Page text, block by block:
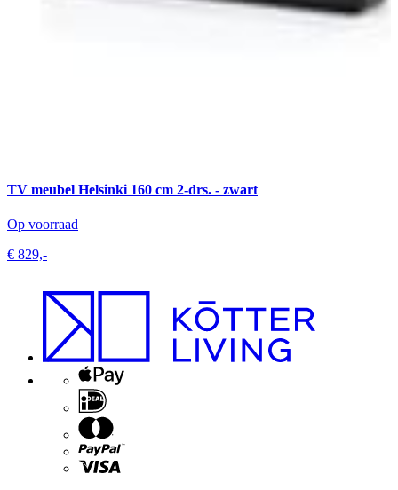
TV meubel Helsinki 160 cm 2-drs. - zwart
Op voorraad
€ 829,-